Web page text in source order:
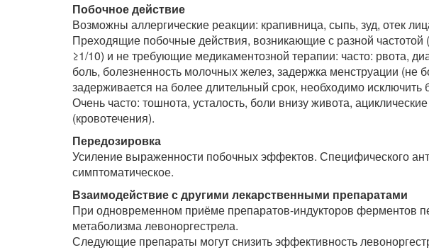
Побочное действие
Возможны аллергические реакции: крапивница, сыпь, зуд, отек
Преходящие побочные действия, возникающие с разной частотой
≥1/10) и не требующие медикаментозной терапии: часто: рвота,
боль, болезненность молочных желез, задержка менструации (не
задерживается на более длительный срок, необходимо исключить
Очень часто: тошнота, усталость, боли внизу живота,
(кровотечения).
Передозировка
Усиление выраженности побочных эффектов. Специфического
симптоматическое.
Взаимодействие с другими лекарственными препаратами
При одновременном приёме препаратов-индукторов ферментов
метаболизма левоноргестрела.
Следующие препараты могут снизить эффективность